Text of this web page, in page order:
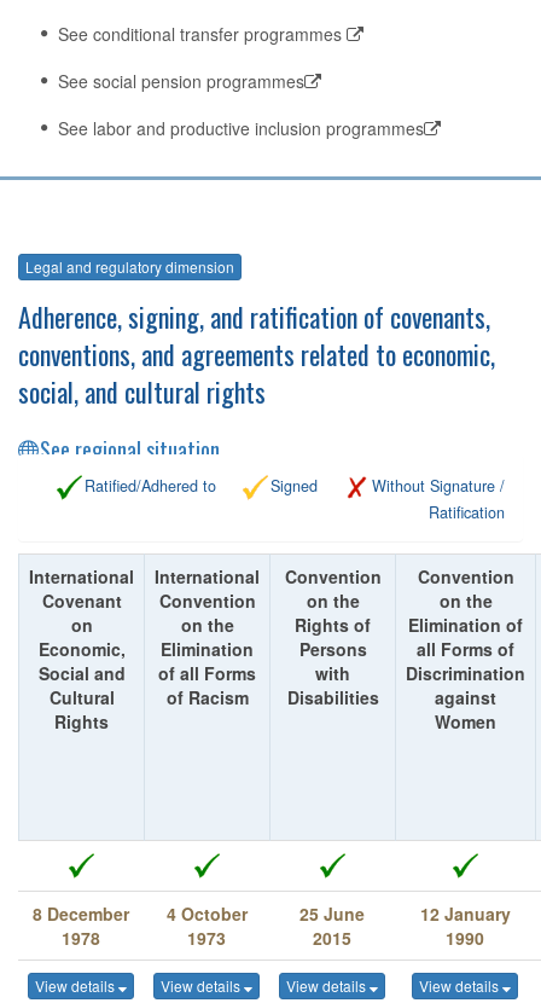
See conditional transfer programmes
See social pension programmes
See labor and productive inclusion programmes
Legal and regulatory dimension
Adherence, signing, and ratification of covenants,
conventions, and agreements related to economic,
social, and cultural rights
See regional situation
Ratified/Adhered to Signed
Without Signature /
Ratification
International
Covenant
on
Economic,
Social and
Cultural
Rights
International
Convention
on the
Elimination
of all Forms
of Racism
Convention
on the
Rights of
Persons
with
Disabilities
Convention
on the
Elimination of
all Forms of
Discrimination
against
Women
8 December
1978
4 October
1973
25 June
2015
12 January
1990
View details View details View details View details